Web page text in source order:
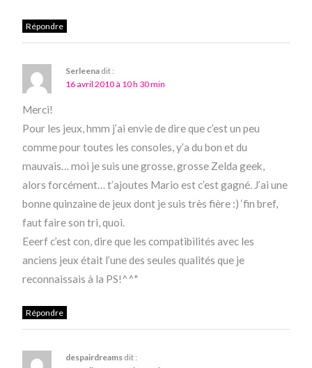
Répondre
Serleena dit :
16 avril 2010 à 10 h 30 min
Merci!
Pour les jeux, hmm j’ai envie de dire que c’est un peu
comme pour toutes les consoles, y’a du bon et du
mauvais… moi je suis une grosse, grosse Zelda geek,
alors forcément… t’ajoutes Mario est c’est gagné. J’ai une
bonne quinzaine de jeux dont je suis très fière :) ‘fin bref,
faut faire son tri, quoi.
Eeerf c’est con, dire que les compatibilités avec les
anciens jeux était l’une des seules qualités que je
reconnaissais à la PS!^^"
Répondre
despairdreams dit :